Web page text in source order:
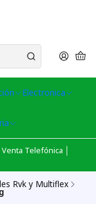
Electronica
Telefónica │
Rvk y Multiflex